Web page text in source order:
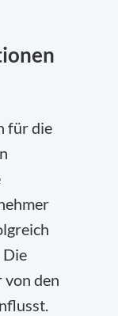
für die
den